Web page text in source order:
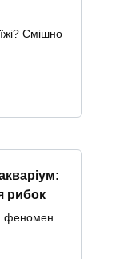
Смішно
рибок
феномен.